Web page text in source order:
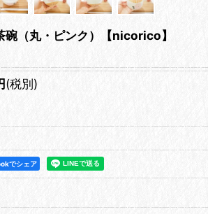
（丸・ピンク）【nicorico】
(税別)
でシェア